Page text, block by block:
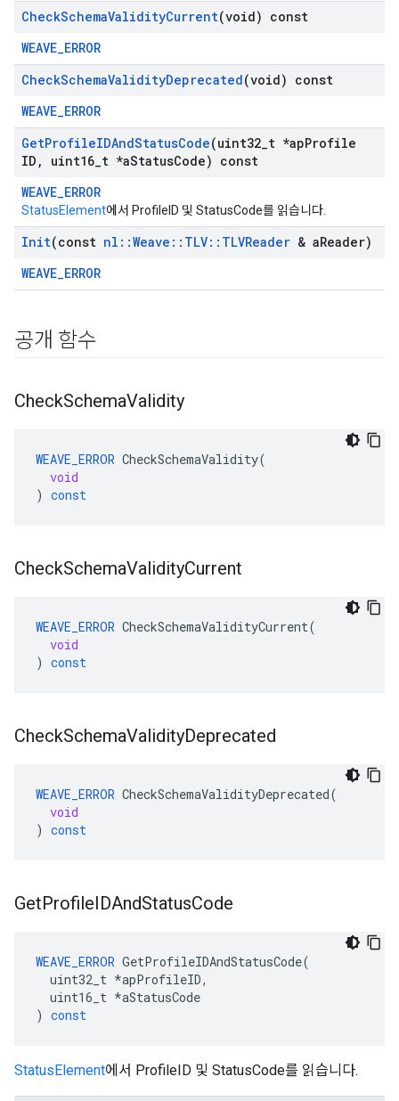
CheckSchemaValidityCurrent(void) const
WEAVE_ERROR
CheckSchemaValidityDeprecated(void) const
WEAVE_ERROR
GetProfileIDAndStatusCode(uint32 t *apProfile
ID , uint16 t *aStatusCode) const
WEAVE_ERROR
StatusElement에서 ProfileID 및 StatusCode를 읽습니다.
Init(const nl ::Weave :: TLV:: TLVReader & aReader)
WEAVE_ERROR
공개 함수
CheckSchemaValidity
WEAVE_ERROR CheckSchemaValidity(
void
) const
CheckSchemaValidityCurrent
WEAVE_ERROR CheckSchemaValidityCurrent(
void
) const
CheckSchemaValidityDeprecated
WEAVE_ERROR CheckSchemaValidityDeprecated(
void
) const
GetProfileIDAndStatusCode
WEAVE_ERROR GetProfileIDAndStatusCode(
uint32_t *apProfileID,
uint16_t *aStatusCode
) const
StatusElement에서 ProfileID 및 StatusCode를 읽습니다.